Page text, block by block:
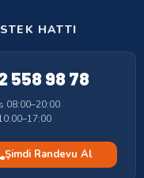
HATTI
558 98 78
08:00–20:00
Şimdi Randevu Al